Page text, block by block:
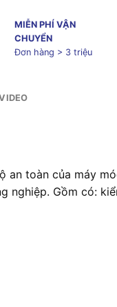
MIỄN PHÍ VẬN
CHUYỂN
Đơn hàng > 3 triệu
an toàn của máy
nghiệp. Gồm có: